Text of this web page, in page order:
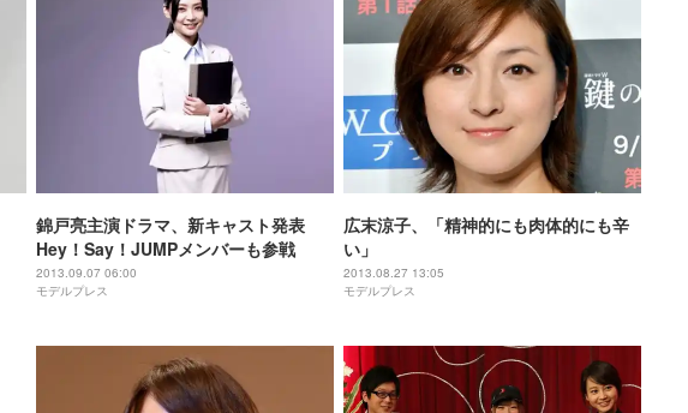
錦戸亮主演ドラマ、新キャスト発表
Hey！Say！JUMPメンバーも参戦
2013.09.07 06:00
モデルプレス
広末涼子、「精神的にも肉体的にも辛
い」
2013.08.27 13:05
モデルプレス